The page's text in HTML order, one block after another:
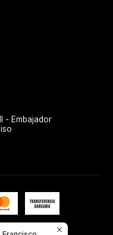
- Embajador